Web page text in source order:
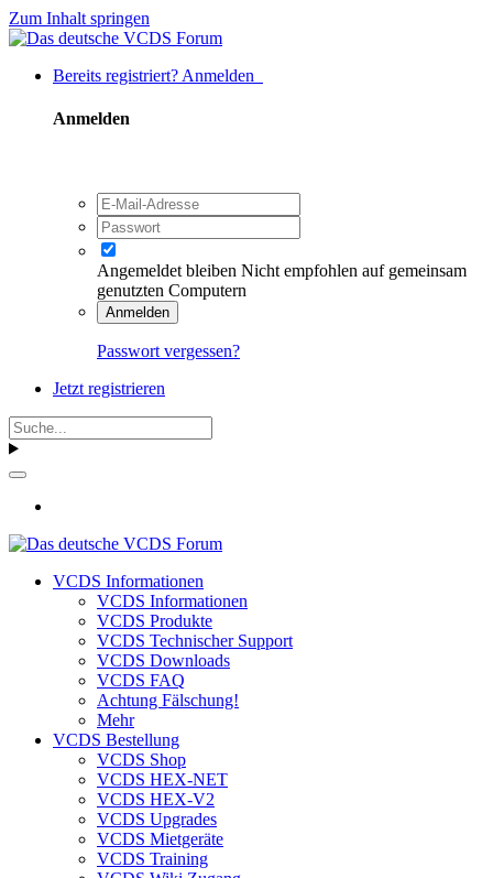
Zum Inhalt springen
Bereits registriert? Anmelden
Anmelden
Angemeldet bleiben Nicht empfohlen auf gemeinsam
genutzten Computern
Anmelden
Passwort vergessen?
Jetzt registrieren
VCDS Informationen
VCDS Informationen
VCDS Produkte
VCDS Technischer Support
VCDS Downloads
VCDS FAQ
Achtung Fälschung!
Mehr
VCDS Bestellung
VCDS Shop
VCDS HEX-NET
VCDS HEX-V2
VCDS Upgrades
VCDS Mietgeräte
VCDS Training